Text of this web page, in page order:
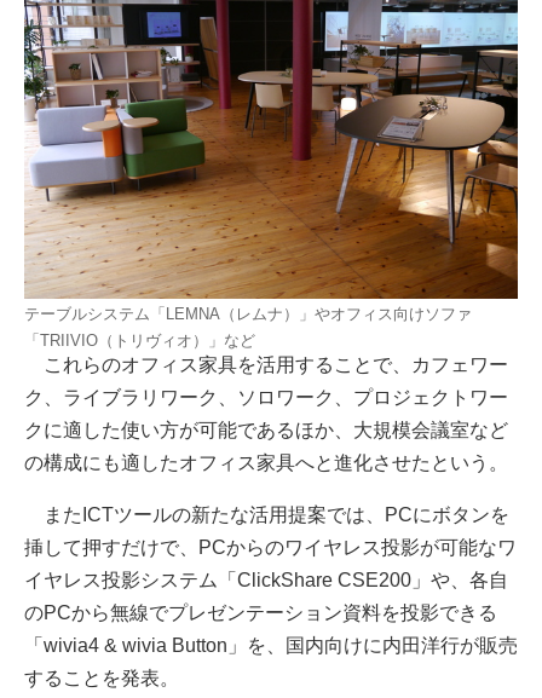
テーブルシステム「LEMNA（レムナ）」やオフィス向けソファ
「TRIIVIO（トリヴィオ）」など
これらのオフィス家具を活用することで、カフェワー
ク、ライブラリワーク、ソロワーク、プロジェクトワー
クに適した使い方が可能であるほか、大規模会議室など
の構成にも適したオフィス家具へと進化させたという。
またICTツールの新たな活用提案では、PCにボタンを
挿して押すだけで、PCからのワイヤレス投影が可能なワ
イヤレス投影システム「ClickShare CSE200」や、各自
のPCから無線でプレゼンテーション資料を投影できる
「wivia4 & wivia Button」を、国内向けに内田洋行が販売
することを発表。